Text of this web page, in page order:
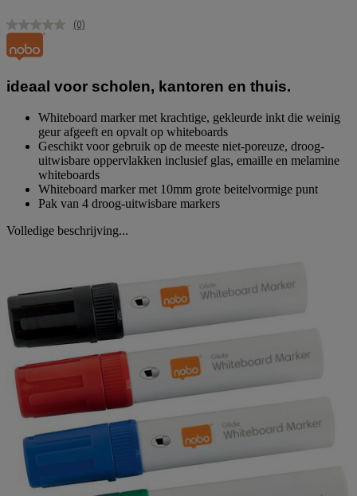
Geen
(0)
ideaal voor scholen, kantoren en thuis.
Whiteboard marker met krachtige, gekleurde inkt die weinig
geur afgeeft en opvalt op whiteboards
Geschikt voor gebruik op de meeste niet-poreuze, droog-
uitwisbare oppervlakken inclusief glas, emaille en melamine
whiteboards
Whiteboard marker met 10mm grote beitelvormige punt
Pak van 4 droog-uitwisbare markers
Volledige beschrijving...